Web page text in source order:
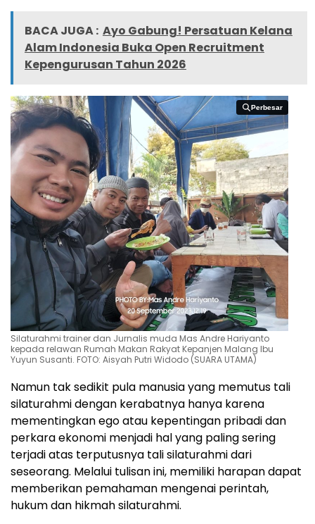
BACA JUGA : Ayo Gabung! Persatuan Kelana
Alam Indonesia Buka Open Recruitment
Kepengurusan Tahun 2026
Perbesar
Perbesar
Silaturahmi trainer dan Jurnalis muda Mas Andre Hariyanto
kepada relawan Rumah Makan Rakyat Kepanjen Malang Ibu
Yuyun Susanti. FOTO: Aisyah Putri Widodo (SUARA UTAMA)
Namun tak sedikit pula manusia yang memutus tali
silaturahmi dengan kerabatnya hanya karena
mementingkan ego atau kepentingan pribadi dan
perkara ekonomi menjadi hal yang paling sering
terjadi atas terputusnya tali silaturahmi dari
seseorang. Melalui tulisan ini, memiliki harapan dapat
memberikan pemahaman mengenai perintah,
hukum dan hikmah silaturahmi.